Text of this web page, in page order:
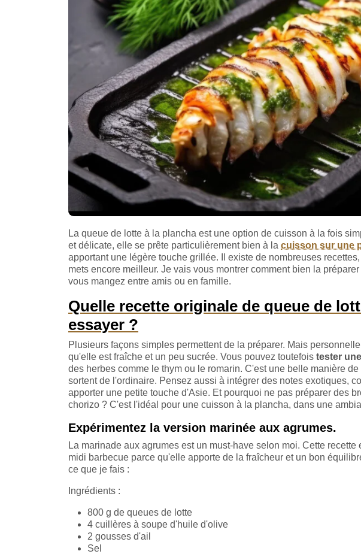
La queue de lotte à la plancha est une option de cuisson à la fois
et délicate, elle se prête particulièrement bien à la cuisson sur une
apportant une légère touche grillée. Il existe de nombreuses
mets encore meilleur. Je vais vous montrer comment bien la
vous mangez entre amis ou en famille.
Quelle recette originale de queue de
essayer ?
Plusieurs façons simples permettent de la préparer. Mais
qu'elle est fraîche et un peu sucrée. Vous pouvez toutefois tester
des herbes comme le thym ou le romarin. C'est une belle manière
sortent de l'ordinaire. Pensez aussi à intégrer des notes exotiques,
apporter une petite touche d'Asie. Et pourquoi ne pas préparer des
chorizo ? C'est l'idéal pour une cuisson à la plancha, dans une
Expérimentez la version marinée aux agrumes.
La marinade aux agrumes est un must-have selon moi. Cette
midi barbecue parce qu'elle apporte de la fraîcheur et un bon
ce que je fais :
Ingrédients :
800 g de queues de lotte
4 cuillères à soupe d'huile d'olive
2 gousses d'ail
Sel